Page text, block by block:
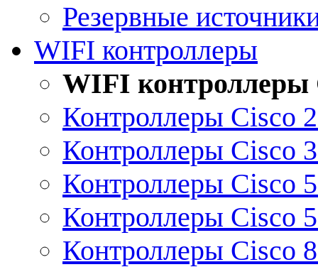
Резервные
WIFI контроллеры
WIFI контроллеры
Контроллеры Cisco
Контроллеры Cisco
Контроллеры Cisco
Контроллеры Cisco
Контроллеры Cisco